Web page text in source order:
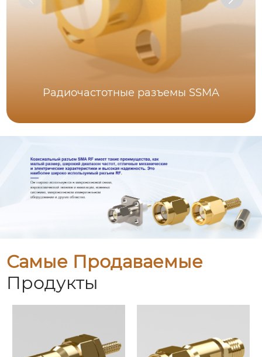
Радиочастотные разъемы SSMA
Самые Продаваемые
Продукты